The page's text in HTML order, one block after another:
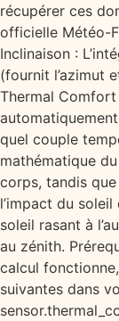
récupérer ces
officielle Météo-
Inclinaison :
(fournit l’azimut
Thermal
quel couple
mathématique
corps, tandis que
l’impact du
soleil rasant à
au zénith.
calcul
suivantes dans